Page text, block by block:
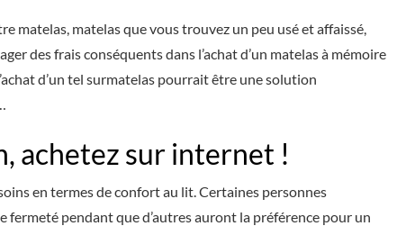
matelas, matelas que vous trouvez un peu usé et affaissé,
des frais conséquents dans l’achat d’un matelas à mémoire
d’un tel surmatelas pourrait être une solution
achetez sur internet !
en termes de confort au lit. Certaines personnes
fermeté pendant que d’autres auront la préférence pour un